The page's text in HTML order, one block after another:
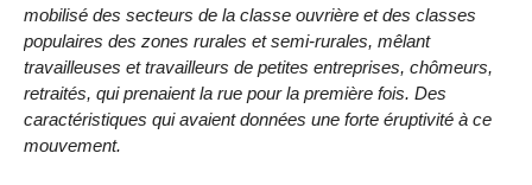
mobilisé des secteurs de la classe ouvrière et des classes
populaires des zones rurales et semi-rurales, mêlant
travailleuses et travailleurs de petites entreprises, chômeurs,
retraités, qui prenaient la rue pour la première fois. Des
caractéristiques qui avaient données une forte éruptivité à ce
mouvement.